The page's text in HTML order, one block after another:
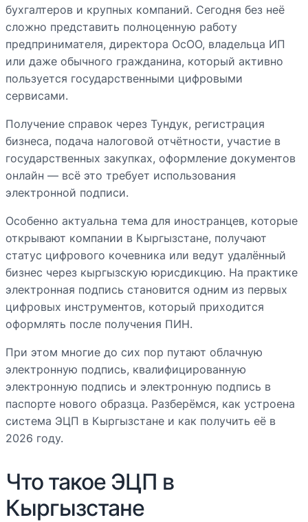
бухгалтеров и крупных компаний. Сегодня без неё
сложно представить полноценную работу
предпринимателя, директора ОсОО, владельца ИП
или даже обычного гражданина, который активно
пользуется государственными цифровыми
сервисами.
Получение справок через Тундук, регистрация
бизнеса, подача налоговой отчётности, участие в
государственных закупках, оформление документов
онлайн — всё это требует использования
электронной подписи.
Особенно актуальна тема для иностранцев, которые
открывают компании в Кыргызстане, получают
статус цифрового кочевника или ведут удалённый
бизнес через кыргызскую юрисдикцию. На практике
электронная подпись становится одним из первых
цифровых инструментов, который приходится
оформлять после получения ПИН.
При этом многие до сих пор путают облачную
электронную подпись, квалифицированную
электронную подпись и электронную подпись в
паспорте нового образца. Разберёмся, как устроена
система ЭЦП в Кыргызстане и как получить её в
2026 году.
Что такое ЭЦП в
Кыргызстане